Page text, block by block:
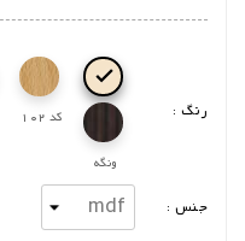
رنگ :

کد 102
ونگه
جنس :